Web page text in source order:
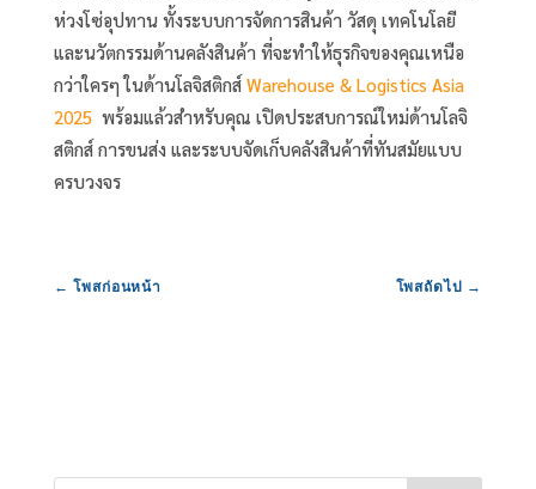
ห่วงโซ่อุปทาน ทั้งระบบการจัดการสินค้า วัสดุ เทคโนโลยี
และนวัตกรรมด้านคลังสินค้า ที่จะทำให้ธุรกิจของคุณเหนือ
กว่าใครๆ ในด้านโลจิสติกส์ Warehouse & Logistics Asia
2025 พร้อมแล้วสำหรับคุณ เปิดประสบการณ์ใหม่ด้านโลจิ
สติกส์ การขนส่ง และระบบจัดเก็บคลังสินค้าที่ทันสมัยแบบ
ครบวงจร
← โพสก่อนหน้า โพสถัดไป →